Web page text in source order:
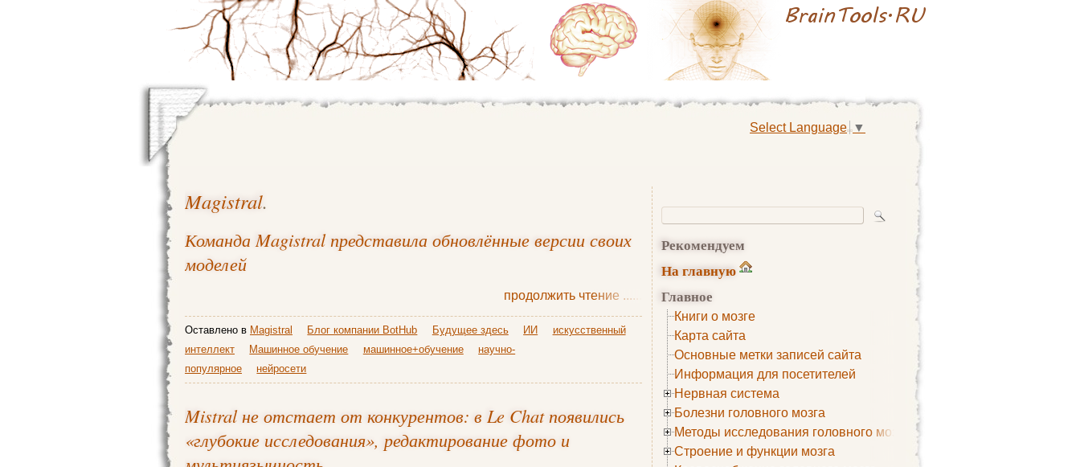
Select Language ▼
Рекомендуем
На главную
Главное
Книги о мозге
Карта сайта
Основные метки записей сайта
Информация для посетителей
Нервная система
Болезни головного мозга
Методы исследования головного мозга
Строение и функции мозга
Magistral.
Команда Magistral представила обновлённые версии своих
моделей
продолжить чтение ......
Оставлено в Magistral Блог компании BotHub Будущее здесь ИИ
искусственный
интеллект
Машинное обучение машинное+обучение
научно-
популярное
нейросети
Mistral не отстает от конкурентов: в Le Chat появились
«глубокие исследования», редактирование фото и